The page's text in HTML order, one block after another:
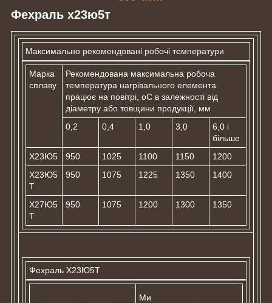
Фехраль х23ю5т
Максимально рекомендовані робочі температури
Марка
сплаву
Рекомендована максимальна робоча
температура нагрівального елемента
працює на повітрі, оС в залежності від
діаметру або товщини продукції, мм
0,2
0,4 1,0 3,0
6,0 і
більше
Х23Ю5
950 1025 1100 1150
1200
Х23Ю5
Т
950 1075 1225 1350 1400
Х27Ю5
Т
950 1075 1200 1300 1350
Фехраль Х23Ю5Т
Ми